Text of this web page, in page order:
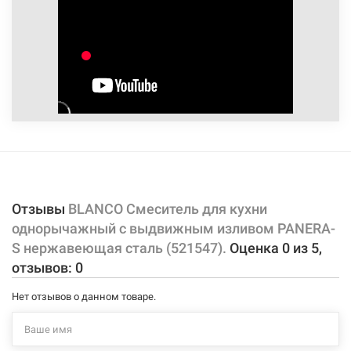
Отзывы BLANCO Смеситель для кухни
однорычажный с выдвижным изливом PANERA-
S нержавеющая сталь (521547). Оценка 0 из 5,
отзывов: 0
Нет отзывов о данном товаре.